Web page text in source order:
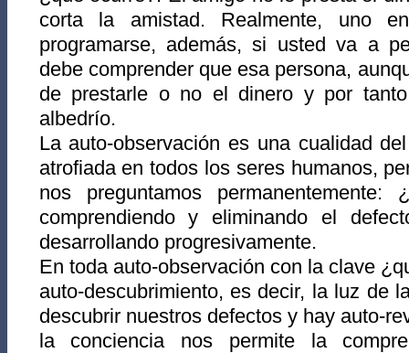
corta la amistad. Realmente, uno
programarse, además, si usted va a
debe comprender que esa persona,
de prestarle o no el dinero y por
albedrío.
La auto-observación es una cualidad
atrofiada en todos los seres humanos,
nos preguntamos permanentemente:
comprendiendo y eliminando el
desarrollando progresivamente.
En toda auto-observación con la clave
auto-descubrimiento, es decir, la luz de
descubrir nuestros defectos y hay auto-
la conciencia nos permite la